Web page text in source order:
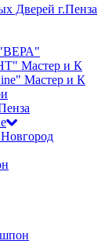
Дверей г.Пенза
"ВЕРА"
Мастер и К
Мастер и К